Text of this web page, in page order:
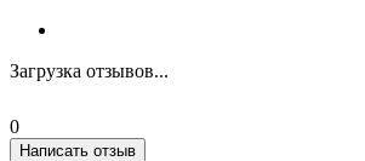
Загрузка отзывов...
0
Написать отзыв